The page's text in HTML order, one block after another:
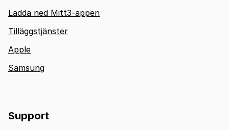
Ladda ned Mitt3-appen
Tilläggstjänster
Apple
Samsung
Support